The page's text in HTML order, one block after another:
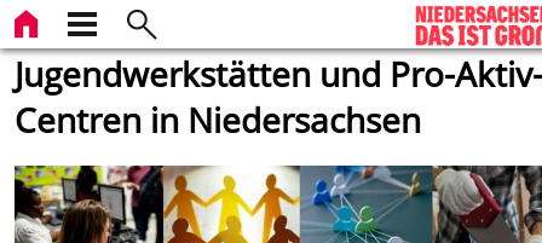
Jugendwerkstätten und Pro-
Centren in Niedersachsen